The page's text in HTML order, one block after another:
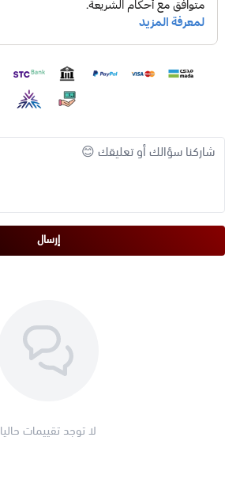
إرسال
لا توجد تقييمات حاليا